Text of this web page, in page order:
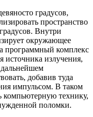
градусов,
пространство
Внутри
окружающее
программный комплекс
источника излучения,
ь, добавив туда
импульсом. В таком
компьютерную технику,
поломки.